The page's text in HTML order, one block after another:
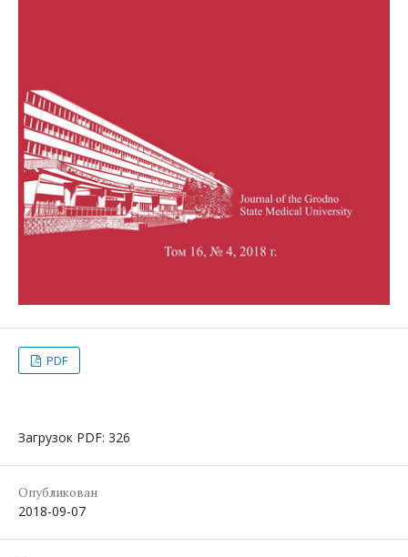
PDF
Загрузок PDF: 326
Опубликован
2018-09-07